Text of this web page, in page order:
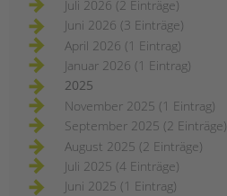
Intranet Juli 2026 (2 Einträge)
Juni 2026 (3 Einträge)
April 2026 (1 Eintrag)
Januar 2026 (1 Eintrag)
2025
November 2025 (1 Eintrag)
September 2025 (2 Einträge)
August 2025 (2 Einträge)
Juli 2025 (4 Einträge)
Juni 2025 (1 Eintrag)